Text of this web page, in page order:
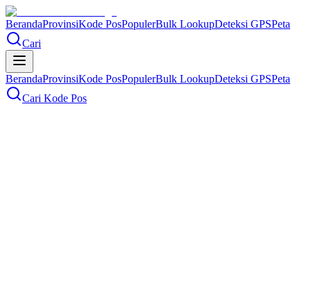
BerandaProvinsiKode PosPopulerBulk LookupDeteksi GPSPeta
Cari
BerandaProvinsiKode PosPopulerBulk LookupDeteksi GPSPeta
Cari Kode Pos